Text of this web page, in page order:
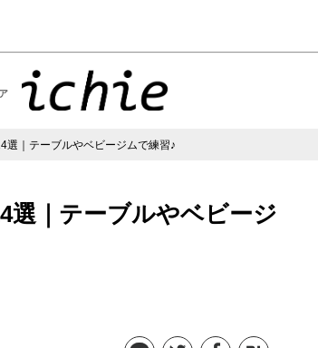
｜テーブルやベビージムで練習♪
｜テーブルやベビージ